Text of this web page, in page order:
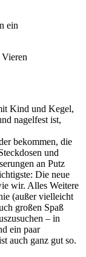
ein
Kind und Kegel,
nagelfest ist,
bekommen, die
und
an Putz
Die neue
wir. Alles Weitere
(außer vielleicht
großen Spaß
– in
ein paar
auch ganz gut so.